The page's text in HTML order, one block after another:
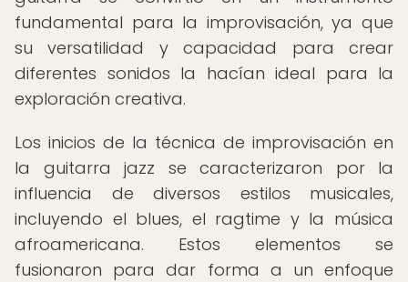
fundamental para la improvisación, ya que
su versatilidad y capacidad para crear
diferentes sonidos la hacían ideal para la
exploración creativa.
Los inicios de la técnica de improvisación en
la guitarra jazz se caracterizaron por la
influencia de diversos estilos musicales,
incluyendo el blues, el ragtime y la música
afroamericana. Estos elementos se
fusionaron para dar forma a un enfoque